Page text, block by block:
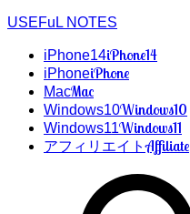
USEFuL NOTES
iPhone14iPhone14
iPhoneiPhone
MacMac
Windows10Windows10
Windows11Windows11
アフィリエイトAffiliate